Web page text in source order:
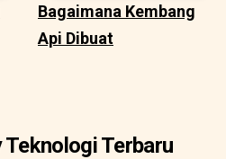
Bagaimana Kembang
Api Dibuat
Teknologi Terbaru